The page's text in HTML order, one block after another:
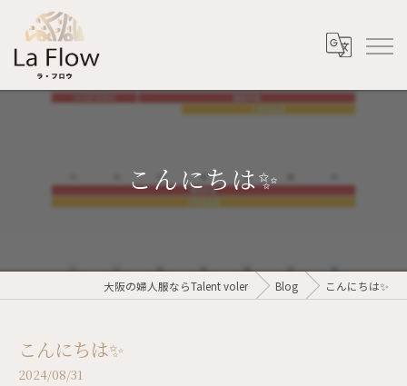
こんにちは✨
大阪の婦人服ならTalent voler Blog こんにちは✨
こんにちは✨
2024/08/31